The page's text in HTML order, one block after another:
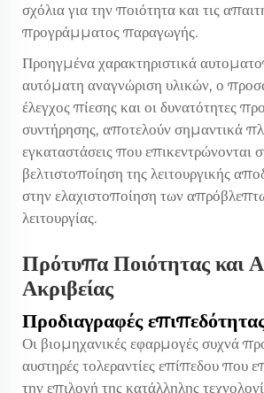
σχόλια για την ποιότητα και τις
προγράμματος παραγωγής.
Προηγμένα χαρακτηριστικά
αυτόματη αναγνώριση υλικών, ο
έλεγχος πίεσης και οι δυνατότητες
συντήρησης, αποτελούν σημαντικά
εγκαταστάσεις που επικεντρώνονται
βελτιστοποίηση της λειτουργικής
στην ελαχιστοποίηση των
λειτουργίας.
Πρότυπα Ποιότητας και
Ακριβείας
Προδιαγραφές
Οι βιομηχανικές εφαρμογές συχνά
αυστηρές τολεραντίες επίπεδου που
την επιλογή της κατάλληλης